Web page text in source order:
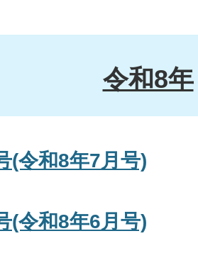
令和8年
(令和8年7月号)
(令和8年6月号)